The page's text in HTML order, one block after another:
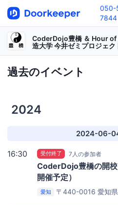
050-
7844
CoderDojo豊橋 ＆ Hour of
造大学 今井ゼミプロジェク
過去のイベント
2024
2024-06-04
16:30 受付終了 7人の参加者
CoderDojo豊橋の開
開催予定）
愛知 〒440-0016 愛知県